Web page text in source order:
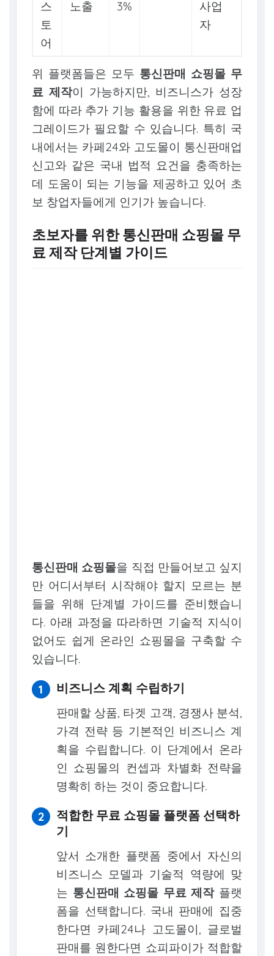
스
토
어
노출 3%
사업
자
위 플랫폼들은 모두 통신판매 쇼핑몰 무
료 제작이 가능하지만, 비즈니스가 성장
함에 따라 추가 기능 활용을 위한 유료 업
그레이드가 필요할 수 있습니다. 특히 국
내에서는 카페24와 고도몰이 통신판매업
신고와 같은 국내 법적 요건을 충족하는
데 도움이 되는 기능을 제공하고 있어 초
보 창업자들에게 인기가 높습니다.
초보자를 위한 통신판매 쇼핑몰 무
료 제작 단계별 가이드
통신판매 쇼핑몰을 직접 만들어보고 싶지
만 어디서부터 시작해야 할지 모르는 분
들을 위해 단계별 가이드를 준비했습니
다. 아래 과정을 따라하면 기술적 지식이
없어도 쉽게 온라인 쇼핑몰을 구축할 수
있습니다.
비즈니스 계획 수립하기
판매할 상품, 타겟 고객, 경쟁사 분석,
가격 전략 등 기본적인 비즈니스 계
획을 수립합니다. 이 단계에서 온라
인 쇼핑몰의 컨셉과 차별화 전략을
명확히 하는 것이 중요합니다.
적합한 무료 쇼핑몰 플랫폼 선택하
기
앞서 소개한 플랫폼 중에서 자신의
비즈니스 모델과 기술적 역량에 맞
는 통신판매 쇼핑몰 무료 제작플랫
폼을 선택합니다. 국내 판매에 집중
한다면 카페24나 고도몰이, 글로벌
판매를 원한다면 쇼피파이가 적합할